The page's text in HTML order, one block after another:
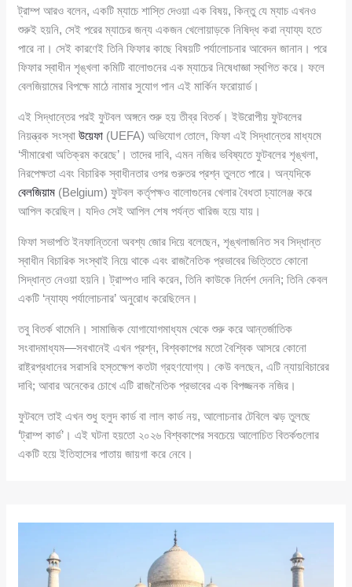
ট্রাম্প আরও বলেন, একটি ম্যাচে শাস্তি দেওয়া এক বিষয়, কিন্তু যে ম্যাচ এখনও
শুরুই হয়নি, সেই পরের ম্যাচের জন্য একজন খেলোয়াড়কে নিষিদ্ধ করা ন্যায্য হতে
পারে না। সেই কারণেই তিনি ফিফার কাছে বিষয়টি পর্যালোচনার আবেদন জানান। পরে
ফিফার স্বাধীন শৃঙ্খলা কমিটি বালোগুনের এক ম্যাচের নিষেধাজ্ঞা স্থগিত করে। ফলে
বেলজিয়ামের বিপক্ষে মাঠে নামার সুযোগ পান এই মার্কিন ফরোয়ার্ড।
এই সিদ্ধান্তের পরই ফুটবল অঙ্গনে শুরু হয় তীব্র বিতর্ক। ইউরোপীয় ফুটবলের
নিয়ন্ত্রক সংস্থাউয়েফা (UEFA) অভিযোগ তোলে, ফিফা এই সিদ্ধান্তের মাধ্যমে
‘সীমারেখা অতিক্রম করেছে’। তাদের দাবি, এমন নজির ভবিষ্যতে ফুটবলের শৃঙ্খলা,
নিরপেক্ষতা এবং বিচারিক স্বাধীনতার ওপর গুরুতর প্রশ্ন তুলতে পারে। অন্যদিকে
বেলজিয়াম (Belgium) ফুটবল কর্তৃপক্ষও বালোগুনের খেলার বৈধতা চ্যালেঞ্জ করে
আপিল করেছিল। যদিও সেই আপিল শেষ পর্যন্ত খারিজ হয়ে যায়।
ফিফা সভাপতি ইনফান্তিনো অবশ্য জোর দিয়ে বলেছেন, শৃঙ্খলাজনিত সব সিদ্ধান্ত
স্বাধীন বিচারিক সংস্থাই নিয়ে থাকে এবং রাজনৈতিক প্রভাবের ভিত্তিতে কোনো
সিদ্ধান্ত নেওয়া হয়নি। ট্রাম্পও দাবি করেন, তিনি কাউকে নির্দেশ দেননি; তিনি কেবল
একটি ‘ন্যায্য পর্যালোচনার’ অনুরোধ করেছিলেন।
তবু বিতর্ক থামেনি। সামাজিক যোগাযোগমাধ্যম থেকে শুরু করে আন্তর্জাতিক
সংবাদমাধ্যম—সবখানেই এখন প্রশ্ন, বিশ্বকাপের মতো বৈশ্বিক আসরে কোনো
রাষ্ট্রপ্রধানের সরাসরি হস্তক্ষেপ কতটা গ্রহণযোগ্য। কেউ বলছেন, এটি ন্যায়বিচারের
দাবি; আবার অনেকের চোখে এটি রাজনৈতিক প্রভাবের এক বিপজ্জনক নজির।
ফুটবলে তাই এখন শুধু হলুদ কার্ড বা লাল কার্ড নয়, আলোচনার টেবিলে ঝড় তুলছে
‘ট্রাম্প কার্ড’। এই ঘটনা হয়তো ২০২৬ বিশ্বকাপের সবচেয়ে আলোচিত বিতর্কগুলোর
একটি হয়ে ইতিহাসের পাতায় জায়গা করে নেবে।